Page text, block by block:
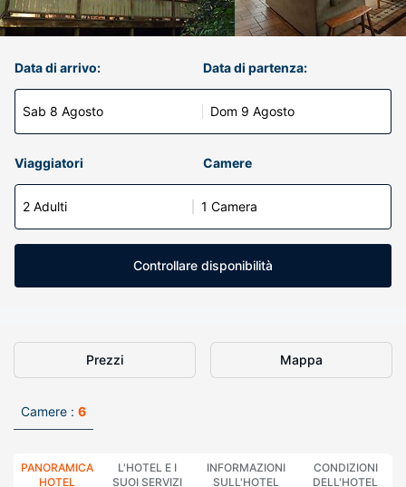
Data di arrivo:
Sab 8 Agosto
Data di partenza:
Dom 9 Agosto
Viaggiatori Camere
2 Adulti 1 Camera
Controllare disponibilità
Prezzi Mappa
Camere : 6
PANORAMICA
HOTEL
L'HOTEL E I
SUOI SERVIZI
INFORMAZIONI
SULL'HOTEL
CONDIZIONI
DELL'HOTEL